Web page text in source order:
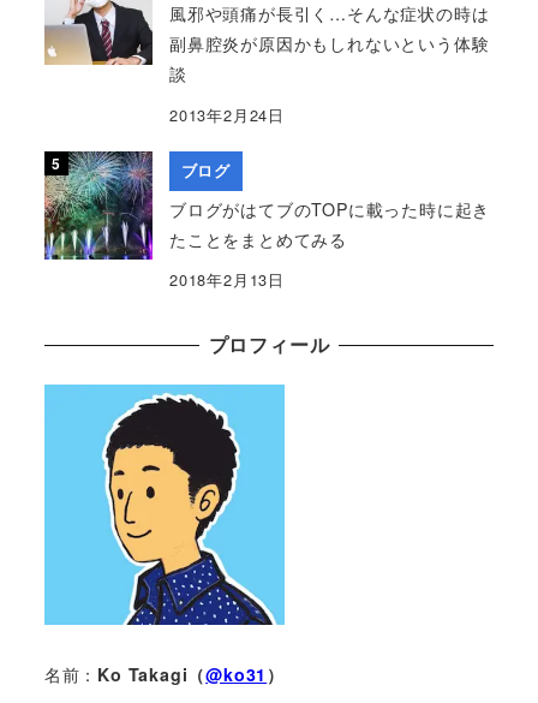
風邪や頭痛が長引く…そんな症状の時は
副鼻腔炎が原因かもしれないという体験
談
2013年2月24日
ブログ
ブログがはてブのTOPに載った時に起き
たことをまとめてみる
2018年2月13日
プロフィール
名前： Ko Takagi（@ko31 ）